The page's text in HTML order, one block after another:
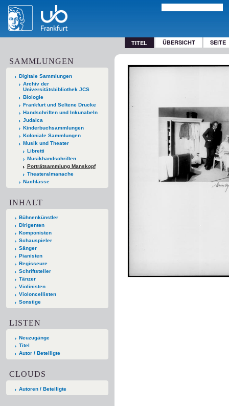
TITEL ÜBERSICHT SEITE
SAMMLUNGEN
Digitale Sammlungen
Archiv der
Universitätsbibliothek JCS
Biologie
Frankfurt und Seltene Drucke
Handschriften und Inkunabeln
Judaica
Kinderbuchsammlungen
Koloniale Sammlungen
Musik und Theater
Libretti
Musikhandschriften
Porträtsammlung Manskopf
Theateralmanache
Nachlässe
INHALT
Bühnenkünstler
Dirigenten
Komponisten
Schauspieler
Sänger
Pianisten
Regisseure
Schriftsteller
Tänzer
Violinisten
Violoncellisten
Sonstige
LISTEN
Neuzugänge
Titel
Autor / Beteiligte
CLOUDS
Autoren / Beteiligte